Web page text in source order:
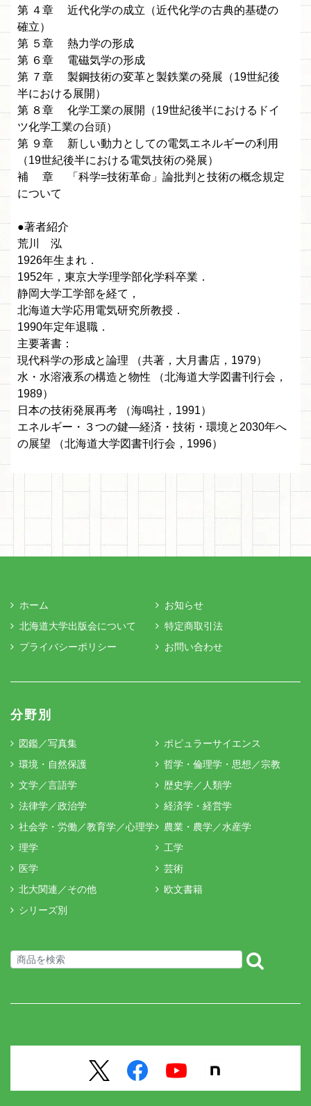
第 ４章 近代化学の成立（近代化学の古典的基礎の
確立）
第 ５章 熱力学の形成
第 ６章 電磁気学の形成
第 ７章 製鋼技術の変革と製鉄業の発展（19世紀後
半における展開）
第 ８章 化学工業の展開（19世紀後半におけるドイ
ツ化学工業の台頭）
第 ９章 新しい動力としての電気エネルギーの利用
（19世紀後半における電気技術の発展）
補 章 「科学=技術革命」論批判と技術の概念規定
について
●著者紹介
荒川 泓
1926年生まれ．
1952年，東京大学理学部化学科卒業．
静岡大学工学部を経て，
北海道大学応用電気研究所教授．
1990年定年退職．
主要著書：
現代科学の形成と論理 （共著，大月書店，1979）
水・水溶液系の構造と物性 （北海道大学図書刊行会，
1989）
日本の技術発展再考 （海鳴社，1991）
エネルギー・３つの鍵—経済・技術・環境と2030年へ
の展望 （北海道大学図書刊行会，1996）
ホーム
お知らせ
北海道大学出版会について
特定商取引法
プライバシーポリシー
お問い合わせ
分野別
図鑑／写真集
ポピュラーサイエンス
環境・自然保護
哲学・倫理学・思想／宗教
文学／言語学
歴史学／人類学
法律学／政治学
経済学・経営学
社会学・労働／教育学／心理学
農業・農学／水産学
理学
工学
医学
芸術
北大関連／その他
欧文書籍
シリーズ別